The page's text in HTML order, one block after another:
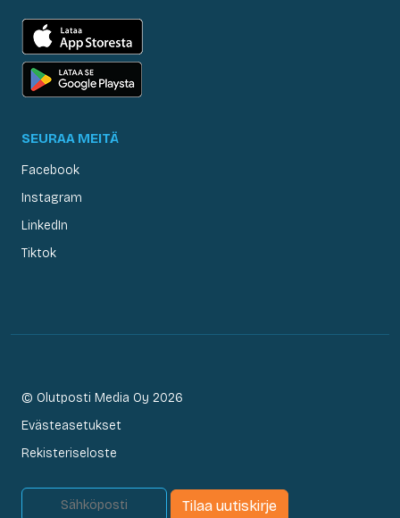
SEURAA MEITÄ
Facebook
Instagram
LinkedIn
Tiktok
© Olutposti Media Oy 2026
Evästeasetukset
Rekisteriseloste
Tilaa uutiskirje